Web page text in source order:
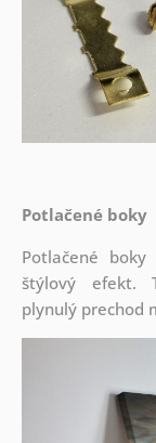
Potlačené boky
Potlačené
štýlový efekt.
plynulý prechod